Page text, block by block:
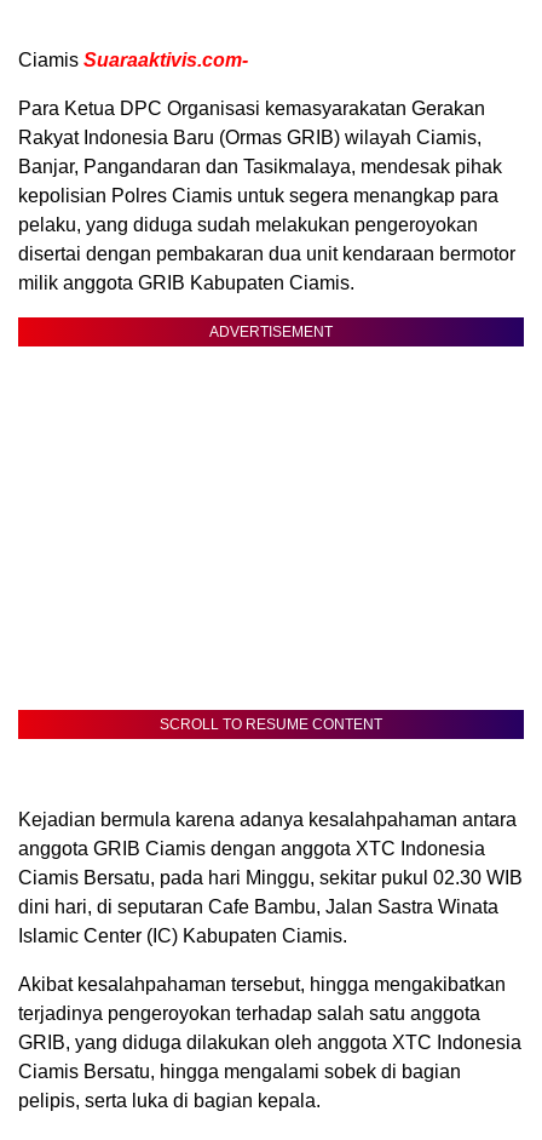
Ciamis Suaraaktivis.com-
Para Ketua DPC Organisasi kemasyarakatan Gerakan
Rakyat Indonesia Baru (Ormas GRIB) wilayah Ciamis,
Banjar, Pangandaran dan Tasikmalaya, mendesak pihak
kepolisian Polres Ciamis untuk segera menangkap para
pelaku, yang diduga sudah melakukan pengeroyokan
disertai dengan pembakaran dua unit kendaraan bermotor
milik anggota GRIB Kabupaten Ciamis.
ADVERTISEMENT
SCROLL TO RESUME CONTENT
Kejadian bermula karena adanya kesalahpahaman antara
anggota GRIB Ciamis dengan anggota XTC Indonesia
Ciamis Bersatu, pada hari Minggu, sekitar pukul 02.30 WIB
dini hari, di seputaran Cafe Bambu, Jalan Sastra Winata
Islamic Center (IC) Kabupaten Ciamis.
Akibat kesalahpahaman tersebut, hingga mengakibatkan
terjadinya pengeroyokan terhadap salah satu anggota
GRIB, yang diduga dilakukan oleh anggota XTC Indonesia
Ciamis Bersatu, hingga mengalami sobek di bagian
pelipis, serta luka di bagian kepala.